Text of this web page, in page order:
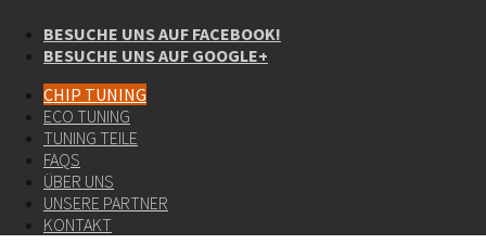
BESUCHE UNS AUF FACEBOOK!
BESUCHE UNS AUF GOOGLE+
CHIP TUNING
ECO TUNING
TUNING TEILE
FAQS
ÜBER UNS
UNSERE PARTNER
KONTAKT